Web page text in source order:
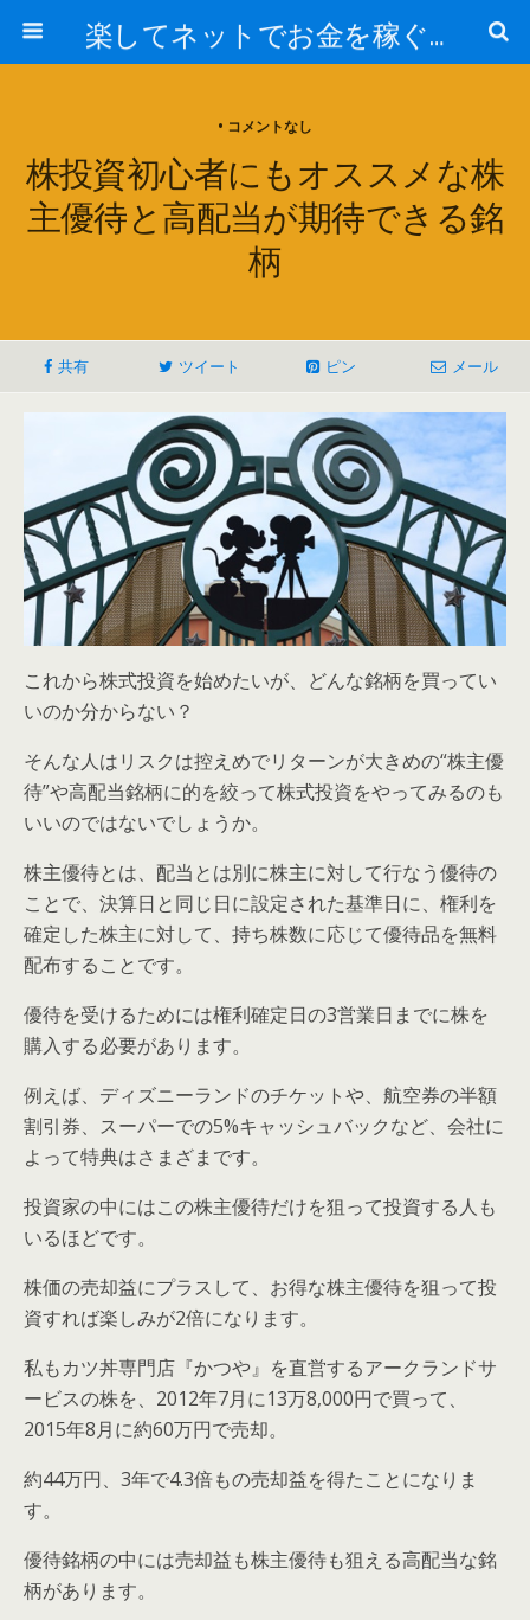
楽してネットでお金を稼ぐ方法
• コメントなし
株投資初心者にもオススメな株
主優待と高配当が期待できる銘
柄
共有 ツイート ピン メール
これから株式投資を始めたいが、どんな銘柄を買ってい
いのか分からない？
そんな人はリスクは控えめでリターンが大きめの“株主優
待”や高配当銘柄に的を絞って株式投資をやってみるのも
いいのではないでしょうか。
株主優待とは、配当とは別に株主に対して行なう優待の
ことで、決算日と同じ日に設定された基準日に、権利を
確定した株主に対して、持ち株数に応じて優待品を無料
配布することです。
優待を受けるためには権利確定日の3営業日までに株を
購入する必要があります。
例えば、ディズニーランドのチケットや、航空券の半額
割引券、スーパーでの5%キャッシュバックなど、会社に
よって特典はさまざまです。
投資家の中にはこの株主優待だけを狙って投資する人も
いるほどです。
株価の売却益にプラスして、お得な株主優待を狙って投
資すれば楽しみが2倍になります。
私もカツ丼専門店『かつや』を直営するアークランドサ
ービスの株を、2012年7月に13万8,000円で買って、
2015年8月に約60万円で売却。
約44万円、3年で4.3倍もの売却益を得たことになりま
す。
優待銘柄の中には売却益も株主優待も狙える高配当な銘
柄があります。